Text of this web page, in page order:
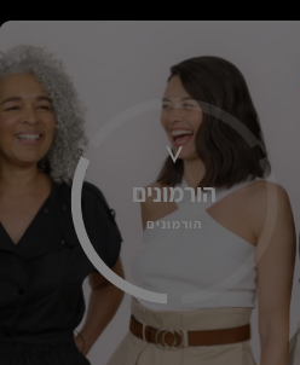
הורמונים
הורמונים